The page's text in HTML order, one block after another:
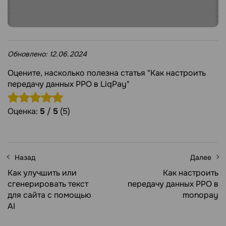
Обновлено: 12.06.2024
Оцените, насколько полезна статья "Как настроить
передачу данных РРО в LiqPay"
Оценка: 5 / 5 (5)
Назад
Как улучшить или
сгенерировать текст
для сайта с помощью
AI
Далее
Как настроить
передачу данных РРО в
monopay